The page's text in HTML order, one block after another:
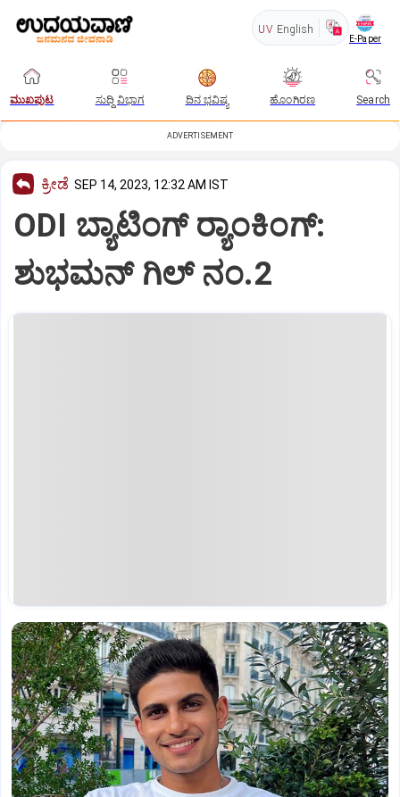
UV English
E-Paper
ಮುಖಪುಟ ಸುದ್ದಿ ವಿಭಾಗ ದಿನ ಭವಿಷ್ಯ ಹೊಂಗಿರಣ Search
ADVERTISEMENT
ಕ್ರೀಡೆ SEP 14, 2023, 12:32 AM IST
ODI ಬ್ಯಾಟಿಂಗ್‌ ರ್‍ಯಾಂಕಿಂಗ್‌:
ಶುಭಮನ್‌ ಗಿಲ್‌ ನಂ.2